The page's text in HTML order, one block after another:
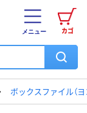
カゴ
メニュー
ボックスファイル（ヨ